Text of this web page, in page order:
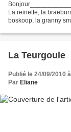
La reinette, la
boskoop, la granny
La Teurgoule
Publié le 24/09/2010
Par Eliane